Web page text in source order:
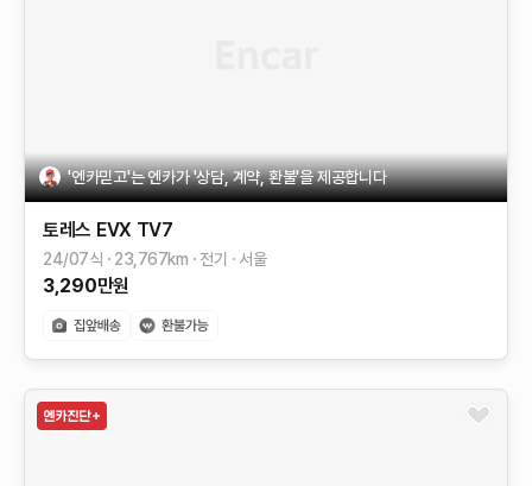
'엔카믿고'는 엔카가 '상담, 계약, 환불'을 제공합니다
토레스 EVX TV7
24/07식 23,767km 전기 서울
3,290만원